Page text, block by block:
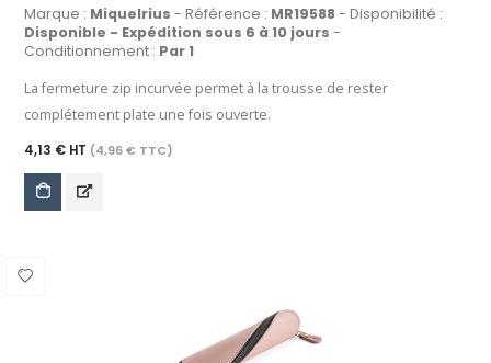
Marque : Miquelrius - Référence : MR19588 - Disponibilité :
Disponible - Expédition sous 6 à 10 jours -
Conditionnement : Par 1
La fermeture zip incurvée permet à la trousse de rester
complétement plate une fois ouverte.
4,13 € HT (4,96 € TTC)